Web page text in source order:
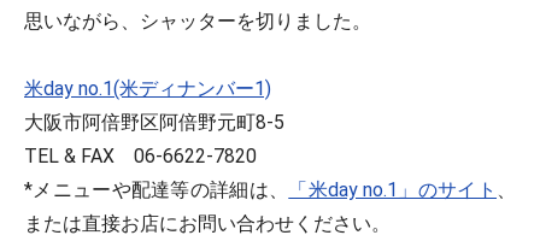
思いながら、シャッターを切りました。
米day no.1(米ディナンバー1)
大阪市阿倍野区阿倍野元町8-5
TEL & FAX 06-6622-7820
*メニューや配達等の詳細は、
「米day no.1」のサイト 、
または直接お店にお問い合わせください。